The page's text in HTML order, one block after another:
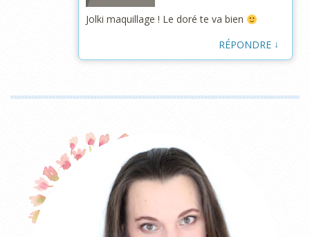
Jolki maquillage ! Le doré te va bien
RÉPONDRE ↓